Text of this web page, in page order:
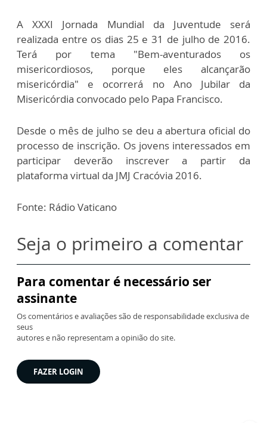
A XXXI Jornada Mundial da Juventude será
realizada entre os dias 25 e 31 de julho de 2016.
Terá por tema "Bem-aventurados os
misericordiosos, porque eles alcançarão
misericórdia" e ocorrerá no Ano Jubilar da
Misericórdia convocado pelo Papa Francisco.
Desde o mês de julho se deu a abertura oficial do
processo de inscrição. Os jovens interessados em
participar deverão inscrever a partir da
plataforma virtual da JMJ Cracóvia 2016.
Fonte: Rádio Vaticano
Seja o primeiro a comentar
Para comentar é necessário ser
assinante
Os comentários e avaliações são de responsabilidade exclusiva de
seus
autores e não representam a opinião do site.
FAZER LOGIN